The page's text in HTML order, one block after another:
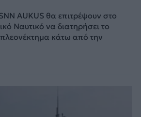
AUKUS θα επιτρέψουν στο
Ναυτικό να διατηρήσει το
κάτω από την